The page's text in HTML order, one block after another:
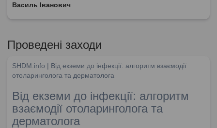
Василь Іванович
Проведені заходи
SHDM.info | Від екземи до інфекції: алгоритм взаємодії
отоларинголога та дерматолога
Від екземи до інфекції: алгоритм
взаємодії отоларинголога та
дерматолога